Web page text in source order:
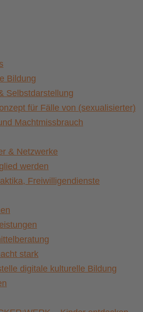
Bildung
Selbstdarstellung
für Fälle von (sexualisierter)
Machtmissbrauch
& Netzwerke
werden
Freiwilligendienste
stark
digitale kulturelle Bildung